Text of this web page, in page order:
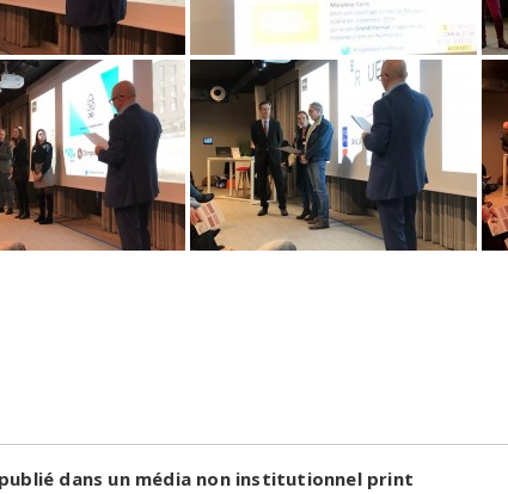
dans un média non institutionnel print